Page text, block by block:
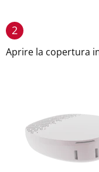
2
Aprire la copertura